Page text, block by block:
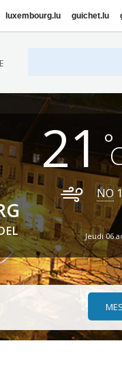
luxembourg.lu guichet.lu
21
NO
Jeudi 06